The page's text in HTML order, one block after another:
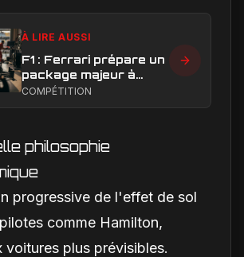
À LIRE AUSSI
F1 : Ferrari prépare un
package majeur à
Barcelone, un test
COMPÉTITION
philosophie
progressive de l'effet de sol
comme Hamilton,
voitures plus prévisibles.